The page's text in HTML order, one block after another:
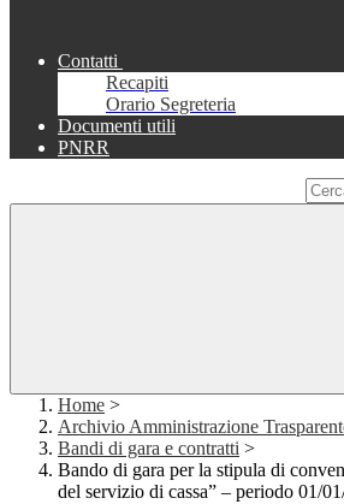
Contatti
Recapiti
Orario Segreteria
Documenti utili
PNRR
Home >
Archivio Amministrazione
Bandi di gara e contratti >
Bando di gara per la stipula di
del servizio di cassa” – periodo 01/